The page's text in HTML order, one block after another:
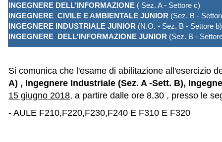
INGEGNERE DELL'INFORMAZIONE ( Sez. A - Settore c)
INGEGNERE CIVILE E AMBIENTALE JUNIOR (Sez. B -
INGEGNERE INDUSTRIALE JUNIOR (N.O. - Sez. B - Settore b)
INGEGNERE DELL'INFORMAZIONE JUNIOR (Sez. B -
Si comunica che l'esame di abilitazione all'esercizio
A) , Ingegnere Industriale (Sez. A -Sett. B),
15 giugno 2018, a partire dalle ore 8,30 , presso le
- AULE F210,F220,F230,F240 E F310 E F320